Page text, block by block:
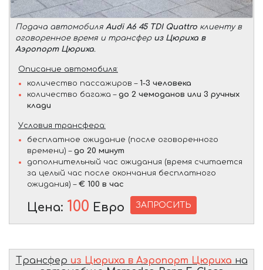
Подача автомобиля Audi A6 45 TDI Quattro клиенту в
оговоренное время и трансфер из Цюриха в
Аэропорт Цюриха.
Описание автомобиля:
количество пассажиров – 1-3 человека
количество багажа – до 2 чемоданов или 3 ручных
клади
Условия трансфера:
бесплатное ожидание (после оговоренного
времени) – до 20 минут
дополнительный час ожидания (время считается
за целый час после окончания бесплатного
ожидания) – € 100 в час
Цена: 100 Евро ЗАПРОСИТЬ
Трансфер из Цюриха в Аэропорт Цюриха на